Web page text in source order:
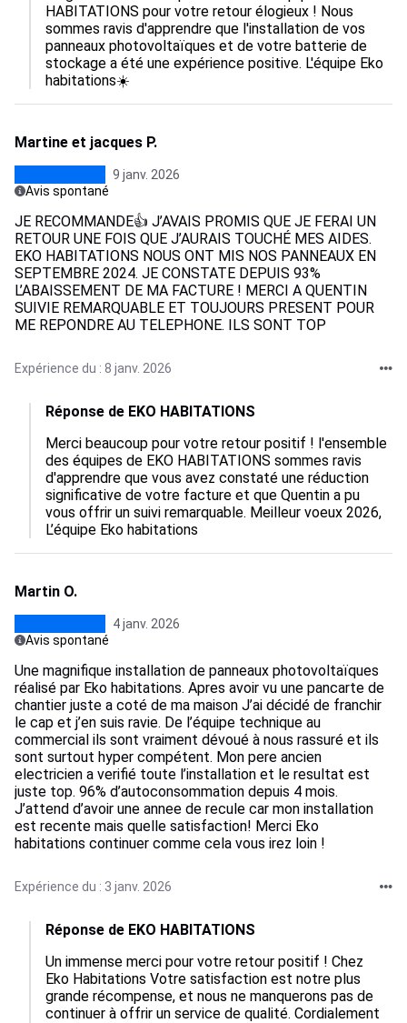
HABITATIONS pour votre retour élogieux ! Nous
sommes ravis d'apprendre que l'installation de vos
panneaux photovoltaïques et de votre batterie de
stockage a été une expérience positive. L'équipe Eko
habitations☀️
Martine et jacques P.
9 janv. 2026
Avis spontané
JE RECOMMANDE👍 J’AVAIS PROMIS QUE JE FERAI UN
RETOUR UNE FOIS QUE J’AURAIS TOUCHÉ MES AIDES.
EKO HABITATIONS NOUS ONT MIS NOS PANNEAUX EN
SEPTEMBRE 2024. JE CONSTATE DEPUIS 93%
L’ABAISSEMENT DE MA FACTURE ! MERCI A QUENTIN
SUIVIE REMARQUABLE ET TOUJOURS PRESENT POUR
ME REPONDRE AU TELEPHONE. ILS SONT TOP
Expérience du : 8 janv. 2026
Réponse de EKO HABITATIONS
Merci beaucoup pour votre retour positif ! l'ensemble
des équipes de EKO HABITATIONS sommes ravis
d'apprendre que vous avez constaté une réduction
significative de votre facture et que Quentin a pu
vous offrir un suivi remarquable. Meilleur voeux 2026,
L’équipe Eko habitations
Martin O.
4 janv. 2026
Avis spontané
Une magnifique installation de panneaux photovoltaïques
réalisé par Eko habitations. Apres avoir vu une pancarte de
chantier juste a coté de ma maison J’ai décidé de franchir
le cap et j’en suis ravie. De l’équipe technique au
commercial ils sont vraiment dévoué à nous rassuré et ils
sont surtout hyper compétent. Mon pere ancien
electricien a verifié toute l’installation et le resultat est
juste top. 96% d’autoconsommation depuis 4 mois.
J’attend d’avoir une annee de recule car mon installation
est recente mais quelle satisfaction! Merci Eko
habitations continuer comme cela vous irez loin !
Expérience du : 3 janv. 2026
Réponse de EKO HABITATIONS
Un immense merci pour votre retour positif ! Chez
Eko Habitations Votre satisfaction est notre plus
grande récompense, et nous ne manquerons pas de
continuer à offrir un service de qualité. Cordialement